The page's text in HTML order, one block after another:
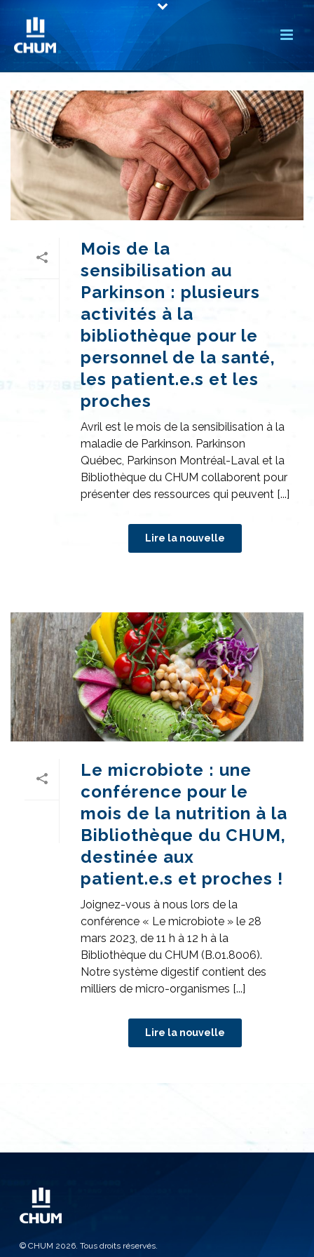
Mois de la
sensibilisation au
Parkinson : plusieurs
activités à la
bibliothèque pour le
personnel de la santé,
les patient.e.s et les
proches
Avril est le mois de la sensibilisation à la
maladie de Parkinson. Parkinson
Québec, Parkinson Montréal-Laval et la
Bibliothèque du CHUM collaborent pour
présenter des ressources qui peuvent [...]
Le microbiote : une
conférence pour le
mois de la nutrition à la
Bibliothèque du CHUM,
destinée aux
patient.e.s et proches !
Joignez-vous à nous lors de la
conférence « Le microbiote » le 28
mars 2023, de 11 h à 12 h à la
Bibliothèque du CHUM (B.01.8006).
Notre système digestif contient des
milliers de micro-organismes [...]
© CHUM 2026. Tous droits réservés.